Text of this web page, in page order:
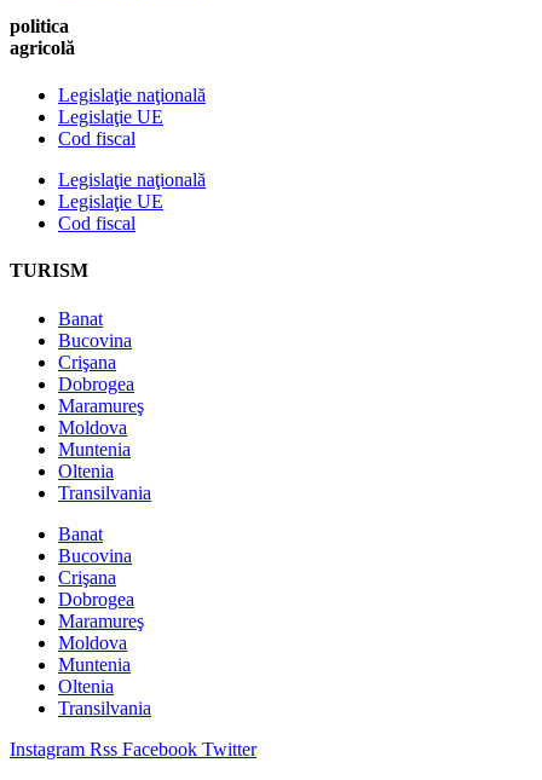
politica
agricolă
Legislaţie naţională
Legislaţie UE
Cod fiscal
Legislaţie naţională
Legislaţie UE
Cod fiscal
TURISM
Banat
Bucovina
Crişana
Dobrogea
Maramureş
Moldova
Muntenia
Oltenia
Transilvania
Banat
Bucovina
Crişana
Dobrogea
Maramureş
Moldova
Muntenia
Oltenia
Transilvania
Instagram Rss Facebook Twitter